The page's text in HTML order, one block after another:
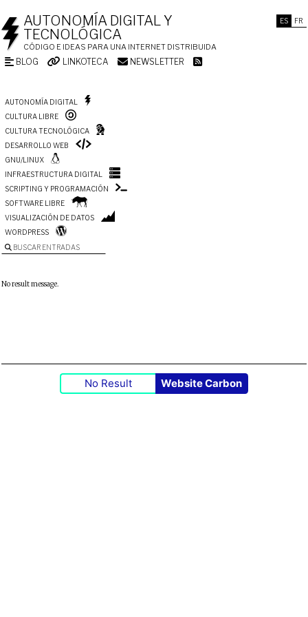
ES FR
AUTONOMÍA DIGITAL Y
TECNOLÓGICA
CÓDIGO E IDEAS PARA UNA INTERNET DISTRIBUIDA
BLOG LINKOTECA NEWSLETTER
AUTONOMÍA DIGITAL
CULTURA LIBRE
CULTURA TECNOLÓGICA
DESARROLLO WEB
GNU/LINUX
INFRAESTRUCTURA DIGITAL
SCRIPTING Y PROGRAMACIÓN
SOFTWARE LIBRE
VISUALIZACIÓN DE DATOS
WORDPRESS
BUSCAR ENTRADAS
No result message.
No Result Website Carbon